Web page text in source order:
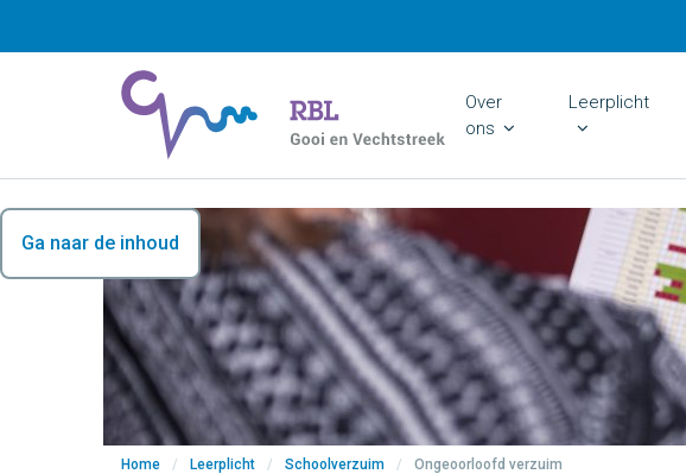
Ga naar de inhoud
Over
ons
Leerplicht
Home / Leerplicht / Schoolverzuim / Ongeoorloofd verzuim